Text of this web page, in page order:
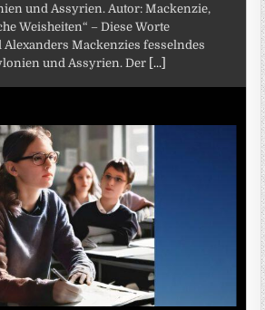
und Assyrien. Autor: Mackenzie,
Weisheiten“ – Diese Worte
Mackenzies fesselndes
und Assyrien. Der [...]